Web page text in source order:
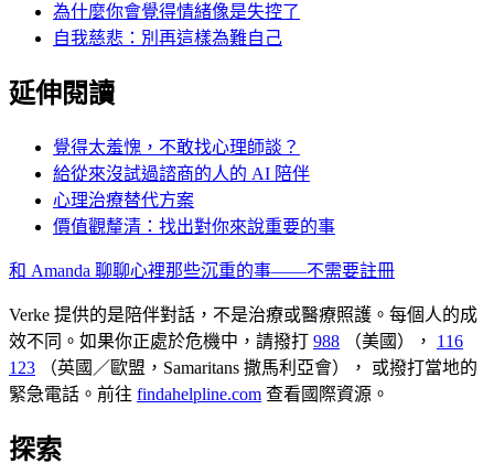
為什麼你會覺得情緒像是失控了
自我慈悲：別再這樣為難自己
延伸閱讀
覺得太羞愧，不敢找心理師談？
給從來沒試過諮商的人的 AI 陪伴
心理治療替代方案
價值觀釐清：找出對你來說重要的事
和 Amanda 聊聊心裡那些沉重的事——不需要註冊
Verke 提供的是陪伴對話，不是治療或醫療照護。每個人的成
效不同。如果你正處於危機中，請撥打 988 （美國），
116
123
（英國／歐盟，Samaritans 撒馬利亞會），
或撥打當地的
緊急電話。前往 findahelpline.com 查看國際資源。
探索